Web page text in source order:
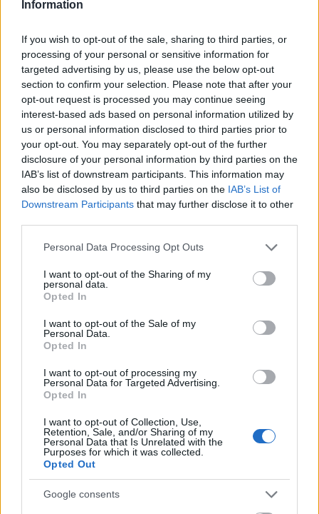
Information
If you wish to opt-out of the sale, sharing to third parties, or
processing of your personal or sensitive information for
targeted advertising by us, please use the below opt-out
section to confirm your selection. Please note that after your
opt-out request is processed you may continue seeing
interest-based ads based on personal information utilized by
us or personal information disclosed to third parties prior to
your opt-out. You may separately opt-out of the further
disclosure of your personal information by third parties on the
IAB’s list of downstream participants. This information may
also be disclosed by us to third parties on the IAB’s List of
Downstream Participants that may further disclose it to other
Please note that this website/app uses one or more Google
not limited to your visit or usage behaviour. You may click to
grant or deny consent to Google and its third-party tags to
use your data for below specified purposes in below Google
consent section.
Personal Data Processing Opt Outs
I want to opt-out of the Sharing of my
personal data.
Opted In
I want to opt-out of the Sale of my
Personal Data.
Opted In
I want to opt-out of processing my
Personal Data for Targeted Advertising.
Opted In
I want to opt-out of Collection, Use,
Retention, Sale, and/or Sharing of my
Personal Data that Is Unrelated with the
Purposes for which it was collected.
Opted Out
Google consents
εξάλλου ότι θα προχωρήσει σε συλλήψεις και σε
κατάσχεση των φορτηγών που έχουν αποκλείσει
το κέντρο της πόλης. Από την αρχή της
κινητοποίησης μέχρι σήμερα έχουν γίνει μόνο 23
συλλήψεις.